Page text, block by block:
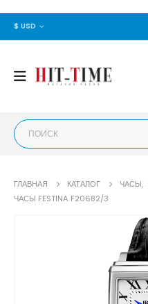
$ USD
ГЛАВНАЯ КАТАЛОГ ЧАСЫ,
ЧАСЫ FESTINA F20682/3